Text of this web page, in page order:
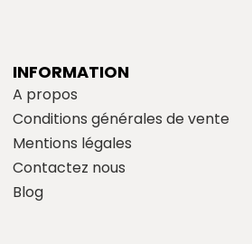
INFORMATION
A propos
Conditions générales de vente
Mentions légales
Contactez nous
Blog